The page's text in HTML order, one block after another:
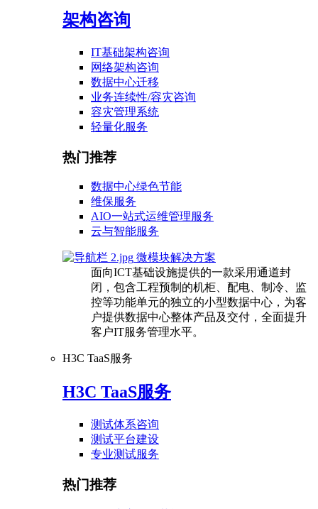
架构咨询
IT基础架构咨询
网络架构咨询
数据中心迁移
业务连续性/容灾咨询
容灾管理系统
轻量化服务
热门推荐
数据中心绿色节能
维保服务
AIO一站式运维管理服务
云与智能服务
微模块解决方案
面向ICT基础设施提供的一款采用通道封
闭，包含工程预制的机柜、配电、制冷、监
控等功能单元的独立的小型数据中心，为客
户提供数据中心整体产品及交付，全面提升
客户IT服务管理水平。
H3C TaaS服务
H3C TaaS服务
测试体系咨询
测试平台建设
专业测试服务
热门推荐